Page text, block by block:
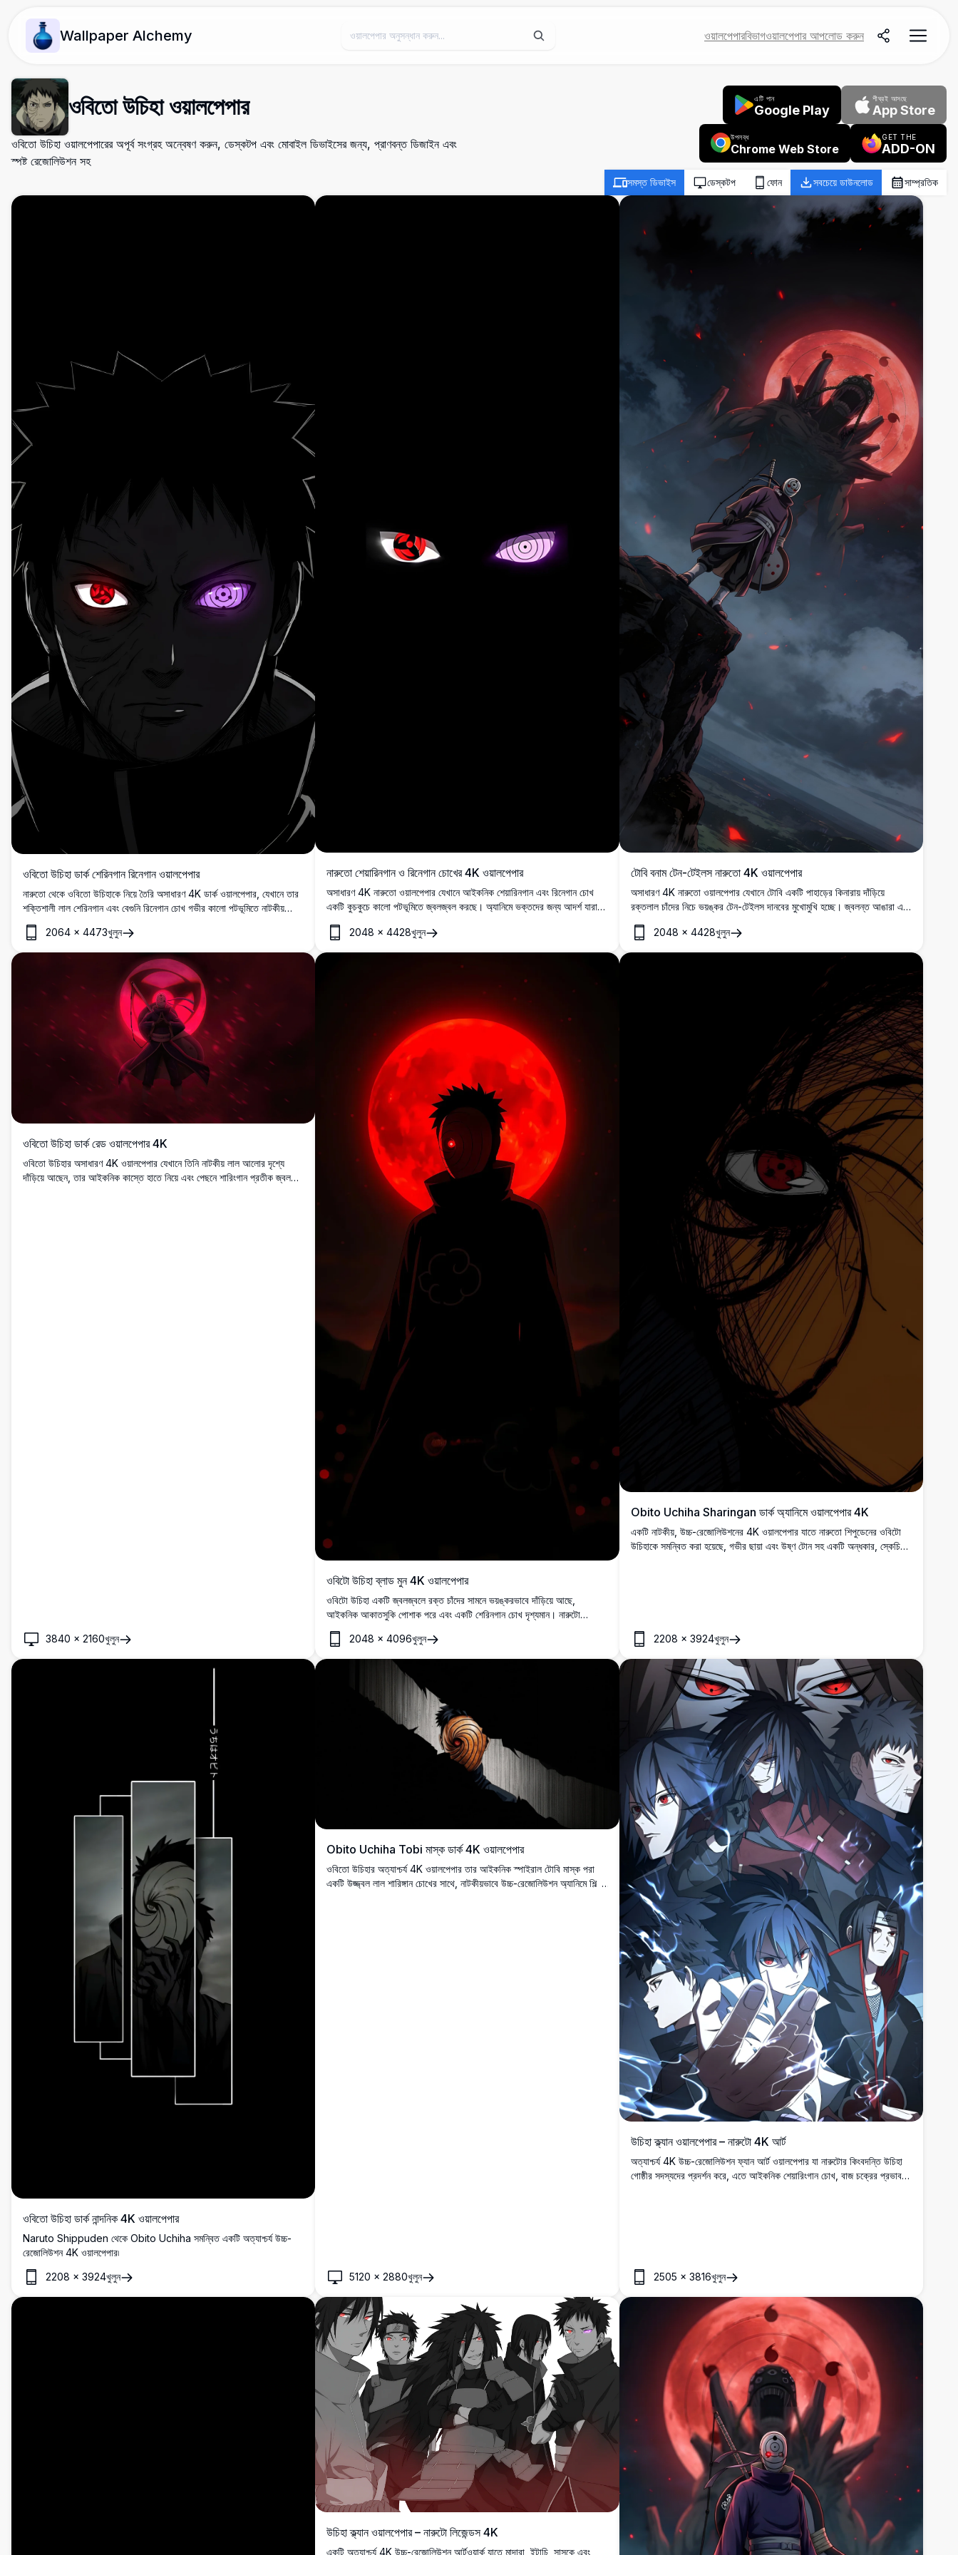
Wallpaper Alchemy ওয়ালপেপারবিভাগওয়ালপেপার আপলোড করুন
ওবিতো উচিহা ওয়ালপেপার
ওবিতো উচিহা ওয়ালপেপারের অপূর্ব সংগ্রহ অন্বেষণ করুন, ডেস্কটপ এবং মোবাইল ডিভাইসের জন্য, প্রাণবন্ত ডিজাইন এবং
স্পষ্ট রেজোলিউশন সহ
এটি পান
Google Play
শীঘ্রই আসছে
App Store
উপলব্ধ
Chrome Web Store
GET THE
ADD-ON
সমস্ত ডিভাইস ডেস্কটপ ফোন সবচেয়ে ডাউনলোড সাম্প্রতিক
ওবিতো উচিহা ডার্ক শেরিনগান রিনেগান ওয়ালপেপার
নারুতো থেকে ওবিতো উচিহাকে নিয়ে তৈরি অসাধারণ 4K ডার্ক ওয়ালপেপার, যেখানে তার
শক্তিশালী লাল শেরিনগান এবং বেগুনি রিনেগান চোখ গভীর কালো পটভূমিতে নাটকীয়
অ্যানিমে শিল্পশৈলীতে উজ্জ্বলভাবে জ্বলছে।
2064 × 4473খুলুন
নারুতো শেয়ারিনগান ও রিনেগান চোখের 4K ওয়ালপেপার
অসাধারণ 4K নারুতো ওয়ালপেপার যেখানে আইকনিক শেয়ারিনগান এবং রিনেগান চোখ
একটি কুচকুচে কালো পটভূমিতে জ্বলজ্বল করছে। অ্যানিমে ভক্তদের জন্য আদর্শ যারা
খুঁজছেন।2048 ×4428খুলুন
টোবি বনাম টেন-টেইলস নারুতো 4K ওয়ালপেপার
অসাধারণ 4K নারুতো ওয়ালপেপার যেখানে টোবি একটি পাহাড়ের কিনারায় দাঁড়িয়ে
রক্তলাল চাঁদের নিচে ভয়ঙ্কর টেন-টেইলস দানবের মুখোমুখি হচ্ছে। জ্বলন্ত আঙারা এবং
2048 × 4428খুলুন
ওবিতো উচিহা ডার্ক রেড ওয়ালপেপার 4K
ওবিতো উচিহার অসাধারণ 4K ওয়ালপেপার যেখানে তিনি নাটকীয় লাল আলোর দৃশ্যে
দাঁড়িয়ে আছেন, তার আইকনিক কাস্তে হাতে নিয়ে এবং পেছনে শারিংগান প্রতীক জ্বলছে,
3840 × 2160খুলুন
ওবিটো উচিহা ব্লাড মুন 4K ওয়ালপেপার
ওবিটো উচিহা একটি জ্বলজ্বলে রক্ত চাঁদের সামনে ভয়ঙ্করভাবে দাঁড়িয়ে আছে,
আইকনিক আকাতসুকি পোশাক পরে এবং একটি শেরিনগান চোখ দৃশ্যমান। নারুটো
ভক্তদের জন্য উপযুক্ত একটি অন্ধকার, পরিবেশপূর্ণ 4K ডিজিটাল আর্ট ওয়ালপেপার।
2048 ×4096খুলুন
Obito Uchiha Sharingan ডার্ক অ্যানিমে ওয়ালপেপার 4K
একটি নাটকীয়, উচ্চ-রেজোলিউশনের 4K ওয়ালপেপার যাতে নারুতো শিপুডেনের ওবিটো
উচিহাকে সমন্বিত করা হয়েছে, গভীর ছায়া এবং উষ্ণ টোন সহ একটি অন্ধকার, স্কেচি
2208 × 3924খুলুন
ওবিতো উচিহা ডার্ক নান্দনিক 4K ওয়ালপেপার
Naruto Shippuden থেকে Obito Uchiha সমন্বিত একটি অত্যাশ্চর্য উচ্চ-
রেজোলিউশন 4K ওয়ালপেপার৷
2208 × 3924খুলুন
Obito Uchiha Tobi মাস্ক ডার্ক 4K ওয়ালপেপার
ওবিতো উচিহার অত্যাশ্চর্য 4K ওয়ালপেপার তার আইকনিক স্পাইরাল টোবি মাস্ক পরা
একটি উজ্জ্বল লাল শারিঙ্গান চোখের সাথে, নাটকীয়ভাবে উচ্চ-রেজোলিউশন অ্যানিমে শিল্প
5120 ×2880খুলুন
উচিহা ক্ল্যান ওয়ালপেপার – নারুটো 4K আর্ট
অত্যাশ্চর্য 4K উচ্চ-রেজোলিউশন ফ্যান আর্ট ওয়ালপেপার যা নারুটোর কিংবদন্তি উচিহা
গোষ্ঠীর সদস্যদের প্রদর্শন করে, এতে আইকনিক শেয়ারিংগান চোখ, বাজ চক্রের প্রভাব
2505 × 3816খুলুন
উচিহা ক্ল্যান ওয়ালপেপার – নারুটো লিজেন্ডস 4K
একটি অত্যাশ্চর্য 4K উচ্চ-রেজোলিউশন আর্টওয়ার্ক যাতে মাদারা, ইটাচি, সাসুকে এবং